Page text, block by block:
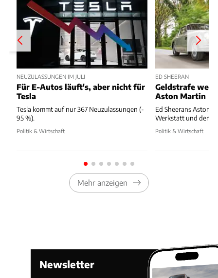
NEUZULASSUNGEN IM JULI
Für E-Autos läuft's, aber nicht für
Tesla
Tesla kommt auf nur 367 Neuzulassungen (-
95 %).
Politik & Wirtschaft
ED SHEERAN
Geldstrafe
Aston Martin
Ed Sheerans Aston
Werkstatt und
Politik & Wirtschaft
Mehr anzeigen
Newsletter